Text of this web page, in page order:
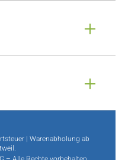
| Warenabholung ab